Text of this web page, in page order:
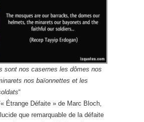
sont nos casernes les dômes nos
nos baïonnettes et les
“
Étrange Défaite » de Marc Bloch,
que remarquable de la défaite